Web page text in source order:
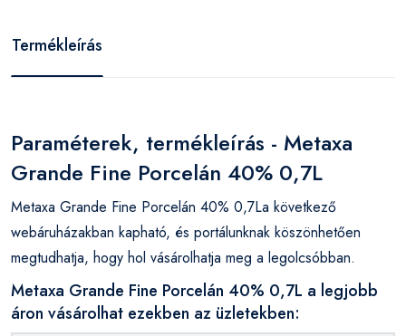
Termékleírás
Paraméterek, termékleírás - Metaxa
Grande Fine Porcelán 40% 0,7L
Metaxa Grande Fine Porcelán 40% 0,7La következő
webáruházakban kapható, és portálunknak köszönhetően
megtudhatja, hogy hol vásárolhatja meg a legolcsóbban.
Metaxa Grande Fine Porcelán 40% 0,7L a legjobb
áron vásárolhat ezekben az üzletekben: